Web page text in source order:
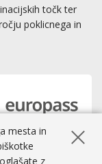
točk ter
poklicnega in
Skrij
mesta in
z